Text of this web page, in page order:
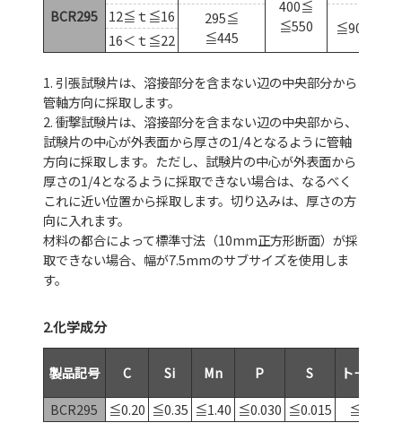
BCR295
400≦
≦550
12≦ｔ≦16
295≦
≦445
≦90
16＜ｔ≦22
1. 引張試験片は、溶接部分を含まない辺の中央部分から
管軸方向に採取します。
2. 衝撃試験片は、溶接部分を含まない辺の中央部から、
試験片の中心が外表面から厚さの1/4となるように管軸
方向に採取します。ただし、試験片の中心が外表面から
厚さの1/4となるように採取できない場合は、なるべく
これに近い位置から採取します。切り込みは、厚さの方
向に入れます。
材料の都合によって標準寸法（10mm正方形断面）が採
取できない場合、幅が7.5mmのサブサイズを使用しま
す。
2.化学成分
製品記号 C Si Mn P S
トータルN
BCR295
≦0.20 ≦0.35 ≦1.40 ≦0.030 ≦0.015 ≦0.006